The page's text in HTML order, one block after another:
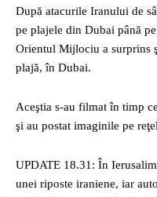
După atacurile Iranului de
pe plajele din Dubai până
Orientul Mijlociu a surprins
plajă, în Dubai.
Aceştia s-au filmat în timp
şi au postat imaginile pe
UPDATE 18.31: În
unei riposte iraniene, iar